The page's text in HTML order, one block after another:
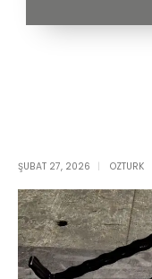
ŞUBAT 27, 2026 OZTURK